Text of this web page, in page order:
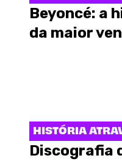
Beyoncé: a
da maior
HISTÓRIA
Discografia